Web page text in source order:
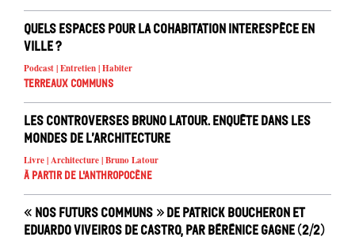
Quels espaces pour la cohabitation interespèce en
ville ?
Podcast | Entretien | Habiter
Terreaux Communs
Les controverses Bruno Latour. Enquête dans les
mondes de l’architecture
Livre | Architecture | Bruno Latour
À partir de l'anthropocène
« Nos futurs communs » de Patrick Boucheron et
Eduardo Viveiros de Castro, par Bérénice Gagne (2/2)